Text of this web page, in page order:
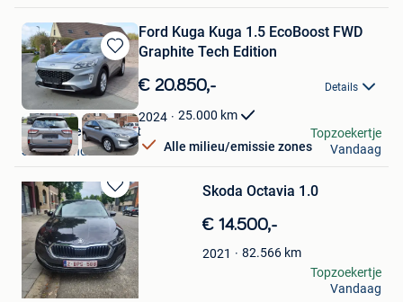
Bewaren
in
Mijn
Favorieten
Ford Kuga Kuga 1.5 EcoBoost FWD
Graphite Tech Edition
€ 20.850,- Details
2024 25.000 km
Alle milieu/emissie zones
Garage Ceurstemont
Sint-Amands
Topzoekertje
Vandaag
Bewaren
in
Mijn
Favorieten
Skoda Octavia 1.0
€ 14.500,-
2021 82.566 km
Home Touch
Vilvoorde
Topzoekertje
Vandaag